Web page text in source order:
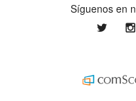
Síguenos en